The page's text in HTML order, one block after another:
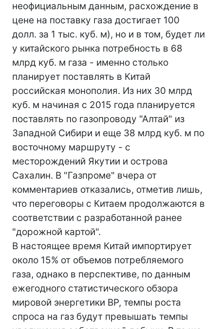
неофициальным данным, расхождение в
цене на поставку газа достигает 100
долл. за 1 тыс. куб. м), но и в том, будет ли
у китайского рынка потребность в 68
млрд куб. м газа - именно столько
планирует поставлять в Китай
российская монополия. Из них 30 млрд
куб. м начиная с 2015 года планируется
поставлять по газопроводу "Алтай" из
Западной Сибири и еще 38 млрд куб. м по
восточному маршруту - с
месторождений Якутии и острова
Сахалин. В "Газпроме" вчера от
комментариев отказались, отметив лишь,
что переговоры с Китаем продолжаются в
соответствии с разработанной ранее
"дорожной картой".
В настоящее время Китай импортирует
около 15% от объемов потребляемого
газа, однако в перспективе, по данным
ежегодного статистического обзора
мировой энергетики BP, темпы роста
спроса на газ будут превышать темпы